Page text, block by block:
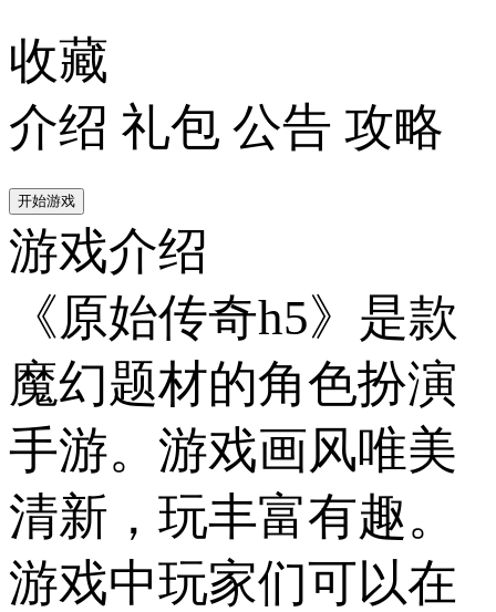
收藏
介绍 礼包 公告 攻略
开始游戏
游戏介绍
《原始传奇h5》是款
魔幻题材的角色扮演
手游。游戏画风唯美
清新，玩丰富有趣。
游戏中玩家们可以在